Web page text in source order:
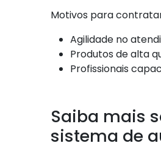
Motivos para
Agilidade no
Produtos de alta
Profissionais
Saiba mais
sistema de